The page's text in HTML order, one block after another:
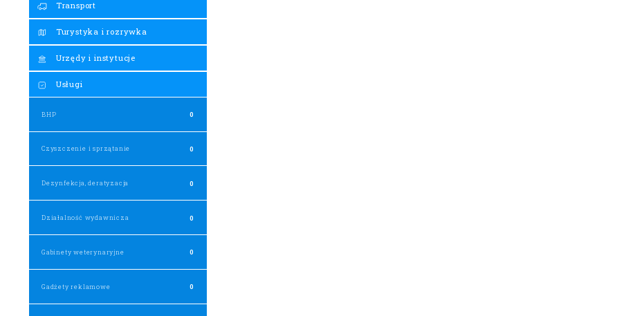
Transport
Turystyka i rozrywka
Urzędy i instytucje
Usługi
BHP 0
Czyszczenie i sprzątanie 0
Dezynfekcja, deratyzacja 0
Działalność wydawnicza 0
Gabinety weterynaryjne 0
Gadżety reklamowe 0